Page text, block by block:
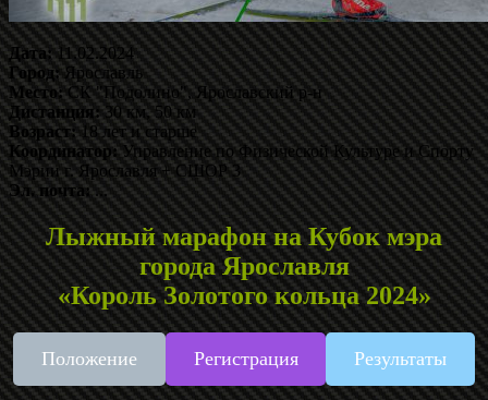
Дата:11.02.2024
Город:Ярославль
Место:СК "Подолино", Ярославский р-н
Дистанция:30 км, 50 км
Возраст:18 лет и старше
Координатор:Управление по Физической Культуре и Спорту
Мэрии г. Ярославля + СШОР 3
Эл. почта:...
Лыжный марафон на Кубок мэра
города Ярославля
«Король Золотого кольца 2024»
Положение Регистрация Результаты